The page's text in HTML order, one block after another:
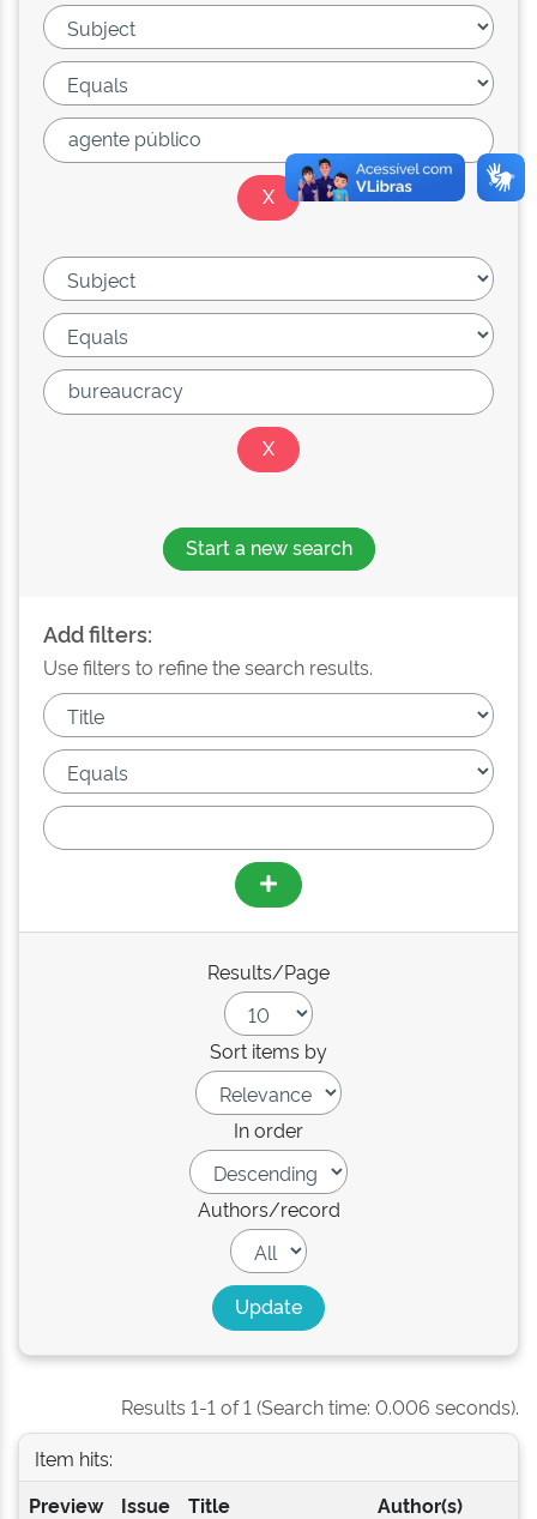
Start a new search
Add filters:
Use filters to refine the search results.
Results/Page
Sort items by
In order
Authors/record
Results 1-1 of 1 (Search time: 0.006 seconds).
Item hits:
Preview
Issue
Title Author(s)